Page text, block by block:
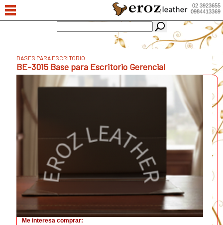
02 3923655
0984413369
BASES PARA ESCRITORIO:
BE-3015 Base para Escritorio Gerencial
Me interesa comprar: